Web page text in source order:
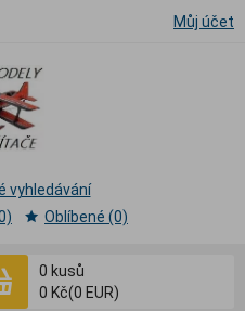
Můj účet
0 kusů
0 Kč(0 EUR)
vyhledávání
Oblíbené (0)